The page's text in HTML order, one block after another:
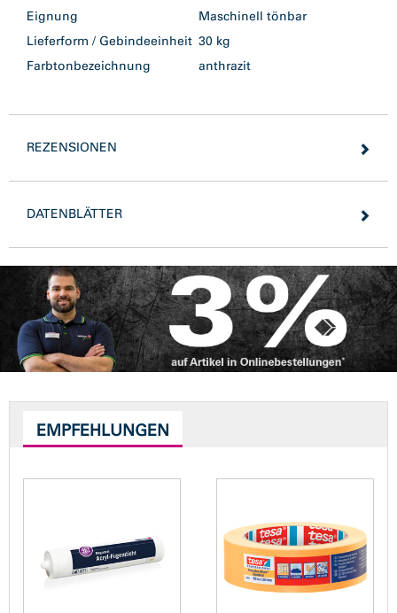
Eignung
Maschinell tönbar
Lieferform / Gebindeeinheit 30 kg
Farbtonbezeichnung
anthrazit
REZENSIONEN
DATENBLÄTTER
EMPFEHLUNGEN